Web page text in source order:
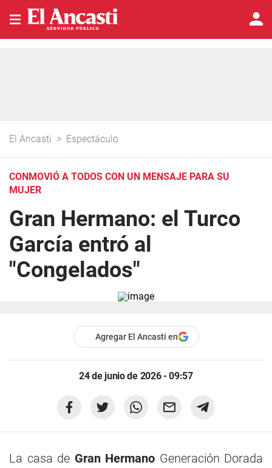
El Ancasti > Espectáculo
CONMOVIÓ A TODOS CON UN MENSAJE PARA SU
MUJER
Gran Hermano: el Turco
García entró al
"Congelados"
Agregar El Ancasti en
24 de junio de 2026 - 09:57
La casa de Gran Hermano Generación Dorada